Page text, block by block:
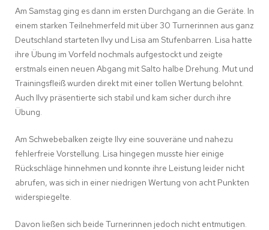
Am Samstag ging es dann im ersten Durchgang an die Geräte. In
einem starken Teilnehmerfeld mit über 30 Turnerinnen aus ganz
Deutschland starteten Ilvy und Lisa am Stufenbarren. Lisa hatte
ihre Übung im Vorfeld nochmals aufgestockt und zeigte
erstmals einen neuen Abgang mit Salto halbe Drehung. Mut und
Trainingsfleiß wurden direkt mit einer tollen Wertung belohnt.
Auch Ilvy präsentierte sich stabil und kam sicher durch ihre
Übung.
Am Schwebebalken zeigte Ilvy eine souveräne und nahezu
fehlerfreie Vorstellung. Lisa hingegen musste hier einige
Rückschläge hinnehmen und konnte ihre Leistung leider nicht
abrufen, was sich in einer niedrigen Wertung von acht Punkten
widerspiegelte.
Davon ließen sich beide Turnerinnen jedoch nicht entmutigen.